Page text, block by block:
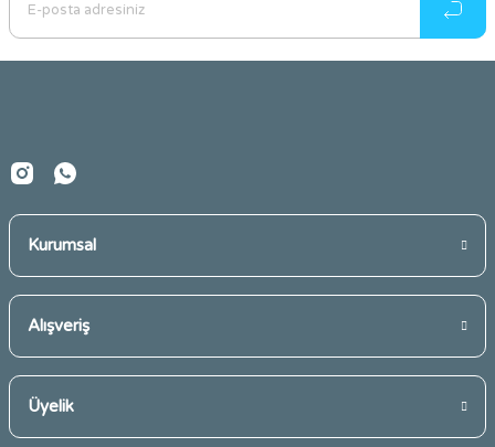
Ürün açıklamasında eksik bilgiler bulunuyor.
Ürün bilgilerinde hatalar bulunuyor.
Kurumsal
Alışveriş
Üyelik